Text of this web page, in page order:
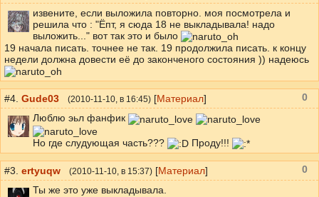
извените, если выложила повторно. моя посмотрела и
решила что : "Ёпт, я сюда 18 не выкладывала! надо
выложить..." вот так это и было
19 начала писать. точнее не так. 19 продолжила писать. к концу
недели должна довести её до законченого состояния )) надеюсь
#4. Gude03 (2010-11-10 , в 16:45) [Материал]
Люблю эьл фанфик
Но где слудующая часть??? Проду!!!
0
#3. ertyuqw (2010-11-10 , в 15:37) [Материал]
Ты же это уже выкладывала.
0